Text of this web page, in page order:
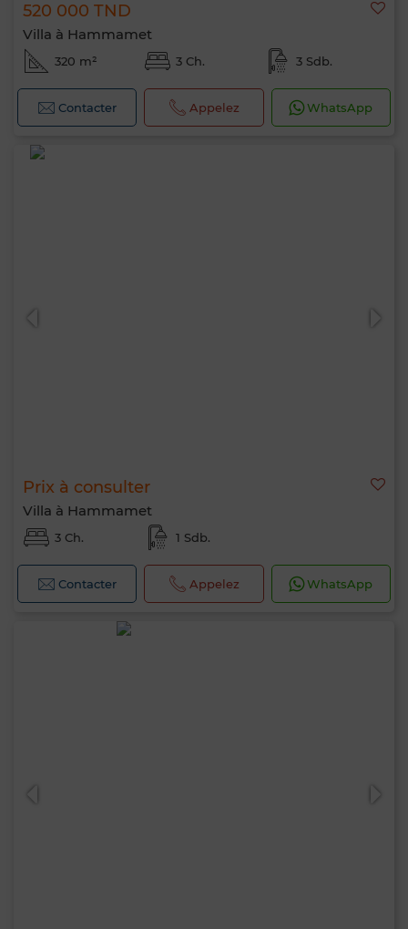
520 000 TND
Villa à Hammamet
320 m² 3 Ch. 3 Sdb.
Contacter Appelez WhatsApp
Prix à consulter
Villa à Hammamet
3 Ch. 1 Sdb.
Contacter Appelez WhatsApp